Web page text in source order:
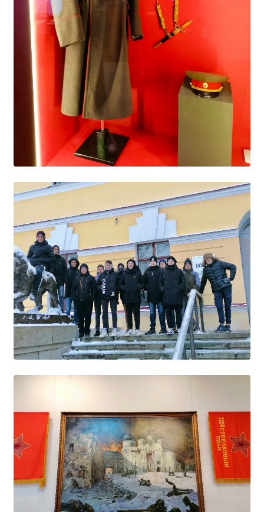
Студенческий совет
Студенческий спортивный клуб
МЕТОДИЧЕСКАЯ РАБОТА
В помощь педагогам и мастерам ПО
ПРОЧЕЕ
История нашего техникума
Фотографии техникума
ПОЛЕЗНЫЕ ССЫЛКИ
Министерство науки и высшего образования
РФ
Главное управление по контролю за оборотом
наркотиков
Общероссийская база вакансий "Работа в
России"
Сбербанк Онлайн - оплачивайте
образовательные услуги